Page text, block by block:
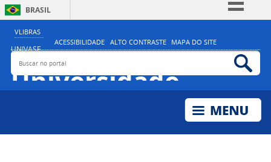
BRASIL
Comunica BR
Legislação
VLIBRAS
ACESSIBILIDADE ALTO CONTRASTE MAPA DO SITE
UNIVASF
Universidade
Federal do Vale do
São Francisco
MINISTÉRIO DA EDUCAÇÃO
Buscar no portal